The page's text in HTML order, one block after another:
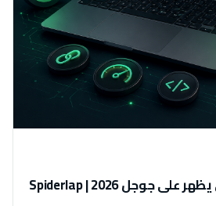
كيف أخلي موقعي يظهر على جوجل 2026 | Spiderlap